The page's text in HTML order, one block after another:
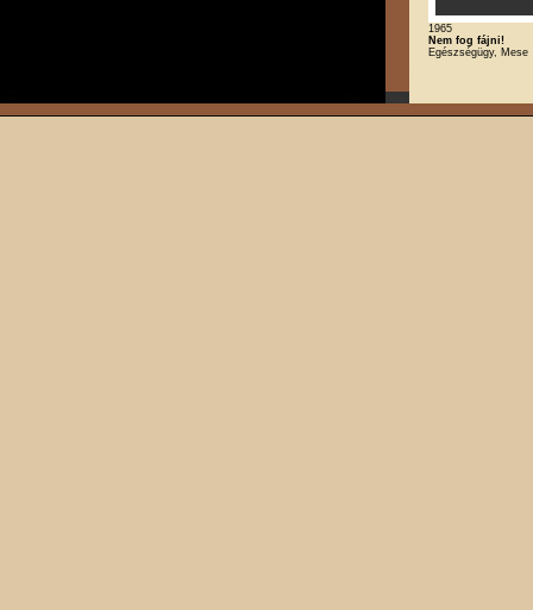
1965
Nem fog fájni!
Egészségügy, Mese